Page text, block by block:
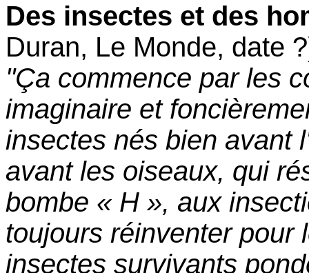
Des insectes et des
Duran, Le Monde, date
"Ça commence par les
imaginaire et
insectes nés bien avant
avant les oiseaux, qui
bombe « H », aux
toujours réinventer pour
insectes survivants